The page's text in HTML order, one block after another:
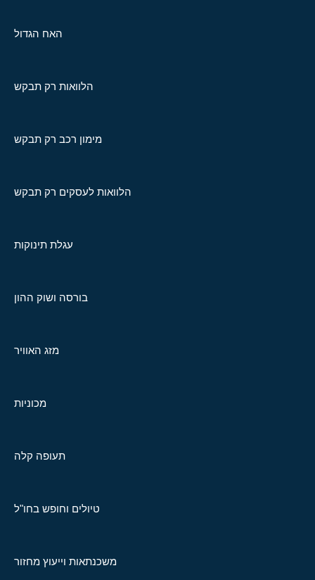
האח הגדול
הלוואות רק תבקש
מימון רכב רק תבקש
הלוואות לעסקים רק תבקש
עגלת תינוקות
בורסה ושוק ההון
מזג האוויר
מכוניות
תעופה קלה
טיולים וחופש בחו"ל
משכנתאות וייעוץ מחזור